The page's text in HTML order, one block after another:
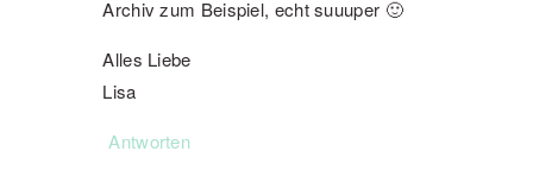
Archiv zum Beispiel, echt suuuper 🙂
Alles Liebe
Lisa
Antworten